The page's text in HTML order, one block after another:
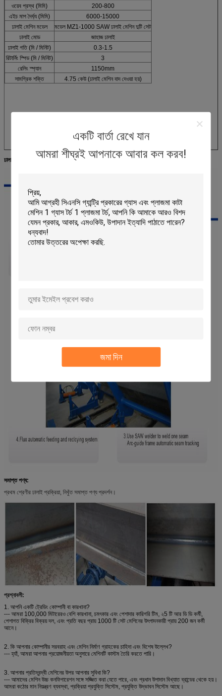
একটি বার্তা রেখে যান
আমরা শীঘ্রই আপনাকে আবার কল করব!
জমা দিন
ওয়েব প্রস্থ (মিমি)
200-800
এইচ মাপ দৈর্ঘ্য (মিমি)
6000-15000
ঢালাই মেশিন মডেল
মডেল MZ1-1000 SAW ঢালাই মেশিন দুটি সেট
ঢালাই মোড
জাহাজ ঢালাই
ঢালাই গতি (মি / মিনিট)
0.3-1.5
রিটার্নিং স্পিড (মি / মিনিট)
3
রেলিং স্প্যান
1150mm
সামগ্রিক শক্তি
4.75 কেউ (ঢালাই মেশিন বাদ দেওয়া হয়)
ঢালাই প্রক্রিয়া:
সমাপ্ত পণ্য:
প্রথম শ্রেণীর ঢালাই প্রক্রিয়া, নিখুঁত সমাপ্ত পণ্য প্রদর্শন।
প্রশ্নাবলী:
1. আপনি একটি ট্রেডিং কোম্পানী বা কারখানা?
--- আমরা 100,000 মিটারেরও বেশি কারখানা, চমৎকার এবং পেশাদার কারিগরি টিম, ২5 টি আর ডি ডি কর্মী,
পেশাগত বিক্রির বিক্রয় দল, এবং প্রতি বছর প্রায় 1000 টি সেট মেশিনের উৎপাদনকারী প্রায় 200 জন কর্মী
আনে।
2. কি আপনার কোম্পানীর সরবরাহ এবং মেশিন নির্মাণ গ্রাহকের চাহিদা এবং বিশেষ উল্লেখ?
--- হ্যাঁ, আমরা আপনার প্রয়োজনীয়তা অনুসারে মেশিনটি কাস্টম তৈরি করতে পারি।
3. আপনার প্রতিদ্বন্দ্বী মেশিনের উপর আপনার সুবিধা কি?
--- আমাদের মেশিন উচ্চ কনফিগারেশন সঙ্গে সজ্জিত করা যেতে পারে, এবং প্রধান উপাদান বিখ্যাত ব্রান্ডের থেকে হয়।
আমরা কঠোর মান নিয়ন্ত্রণ ব্যবস্থা, প্রক্রিয়া প্রযুক্তি সিস্টেম, প্রযুক্তি উদ্ভাবন সিস্টেম আছে।